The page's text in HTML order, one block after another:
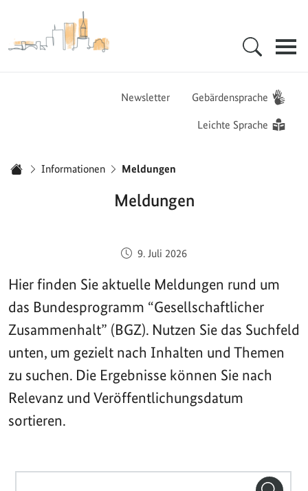
Zur Startseite - BGZ - Bundesamt für Migration und Flüchtlinge
Newsletter Gebärdensprache
Leichte Sprache
Informationen Meldungen
Meldungen
Veröffentlicht am:
9. Juli 2026
Hier finden Sie aktuelle Meldungen rund um
das Bundesprogramm “Gesellschaftlicher
Zusammenhalt” (BGZ). Nutzen Sie das Suchfeld
unten, um gezielt nach Inhalten und Themen
zu suchen. Die Ergebnisse können Sie nach
Relevanz und Veröffentlichungsdatum
sortieren.